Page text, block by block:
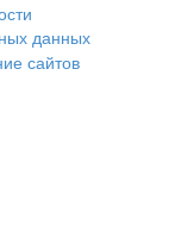
данных
сайтов